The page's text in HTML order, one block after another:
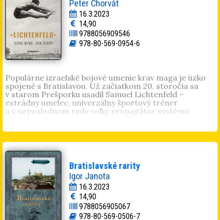
Peter Chorvát
16.3.2023
14,90
9788056909546
978-80-569-0954-6
Populárne izraelské bojové umenie krav maga je úzko
spojené s Bratislavou. Už začiatkom 20. storočia sa
v starom Prešporku usadil Samuel Lichtenfeld –
estrádny umelec, univerzálny športový tréner
a v neposlednom rade veľký propagátor systému
aj po vzniku Československej republiky na poste
obvodného inšpektora štátnej polície. K športu viedol aj
svojich synov. Mladší Imrich tak aj vďaka rodinnému
zázemiu mohol vyniknúť v zápasení a boxe. Bol to práve
on, ktorý v konfrontácii s holokaustom na Slovensku
posunul úroveň svojho športového pôsobenia do iných
sfér – tam, kde bežného občana čaká boj na ulici, tam,
kde niet rozhodcu, ktorý by zvážil, kto je víťazom, tam,
kde ide o život. Ešte predtým však mladý „Imi“
Bratislavské rarity
Igor Janota
16.3.2023
14,90
9788056905067
978-80-569-0506-7